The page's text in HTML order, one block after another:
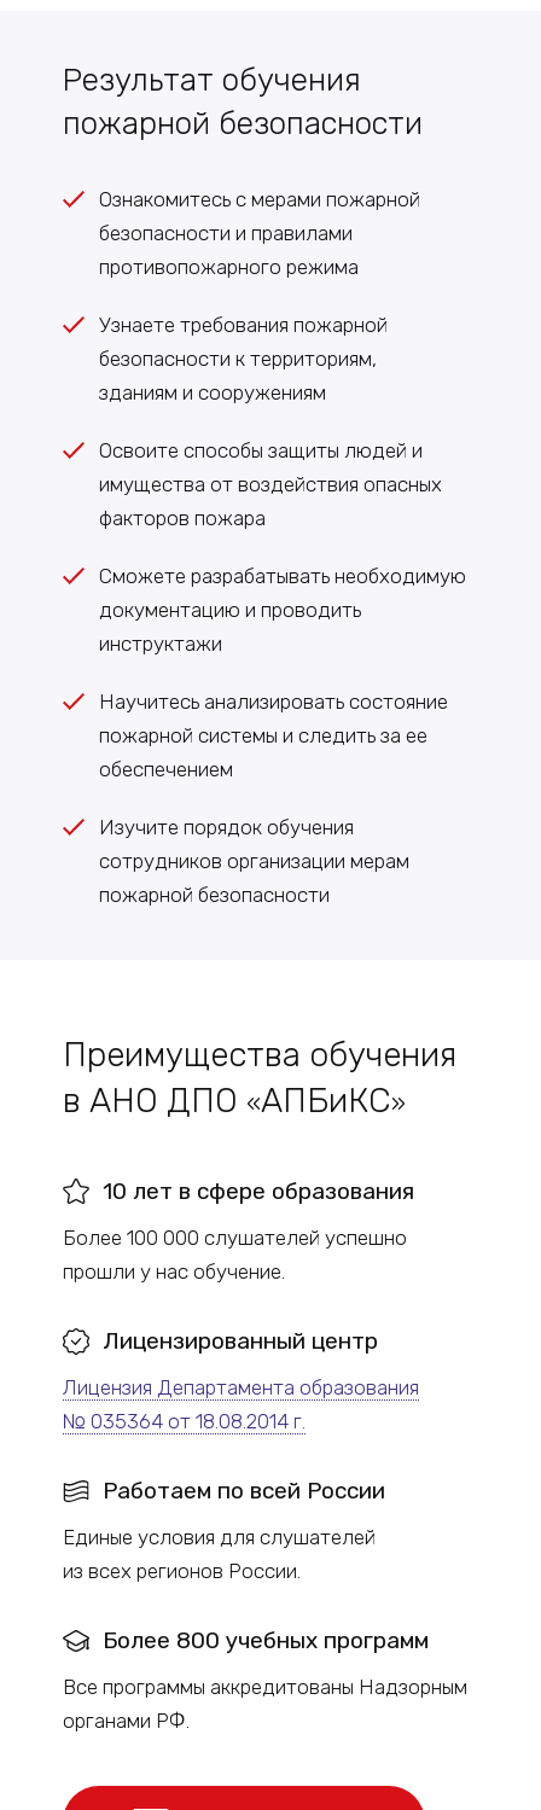
Результат обучения
пожарной безопасности
Ознакомитесь с мерами пожарной
безопасности и правилами
противопожарного режима
Узнаете требования пожарной
безопасности к территориям,
зданиям и сооружениям
Освоите способы защиты людей и
имущества от воздействия опасных
факторов пожара
Сможете разрабатывать необходимую
документацию и проводить
инструктажи
Научитесь анализировать состояние
пожарной системы и следить за ее
обеспечением
Изучите порядок обучения
сотрудников организации мерам
пожарной безопасности
Преимущества обучения
в АНО ДПО «АПБиКС»
10 лет в сфере образования
Более 100 000 слушателей успешно
прошли у нас обучение.
Лицензированный центр
Лицензия Департамента образования
№ 035364 от 18.08.2014 г.
Работаем по всей России
Единые условия для слушателей
из всех регионов России.
Более 800 учебных программ
Все программы аккредитованы Надзорным
органами РФ.